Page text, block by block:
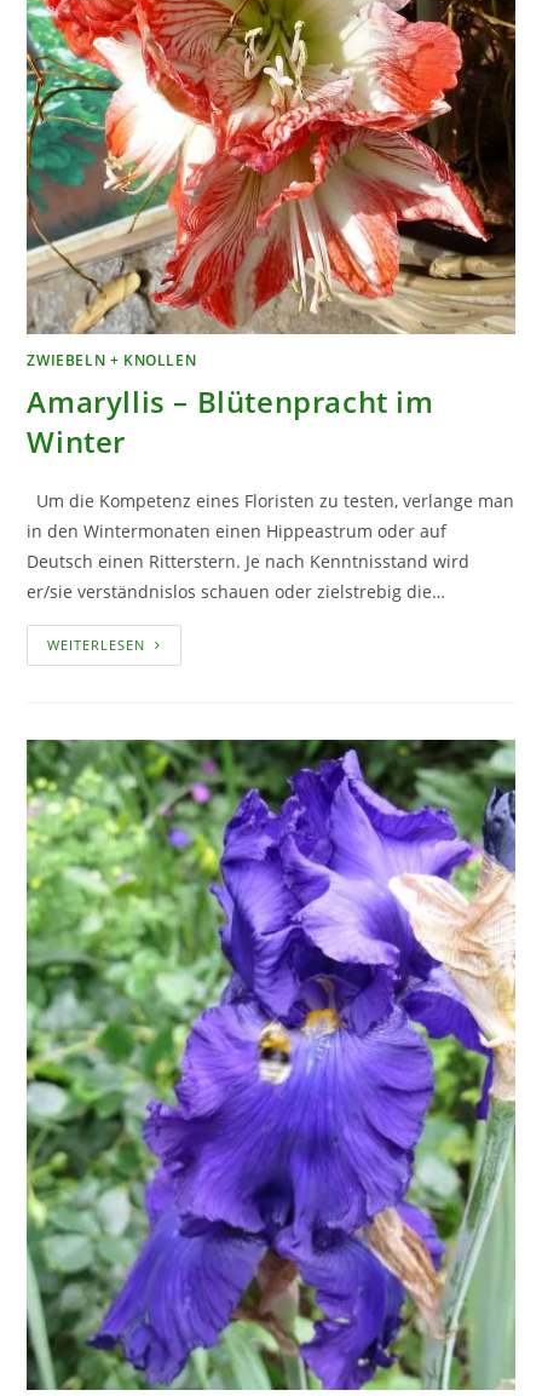
ZWIEBELN + KNOLLEN
Amaryllis – Blütenpracht im
Winter
Um die Kompetenz eines Floristen zu testen, verlange man
in den Wintermonaten einen Hippeastrum oder auf
Deutsch einen Ritterstern. Je nach Kenntnisstand wird
er/sie verständnislos schauen oder zielstrebig die…
WEITERLESEN AMARYLLIS
–